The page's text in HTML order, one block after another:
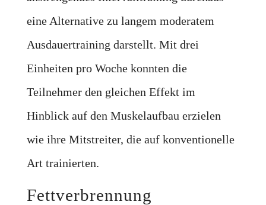
eine Alternative zu langem moderatem
Ausdauertraining darstellt. Mit drei
Einheiten pro Woche konnten die
Teilnehmer den gleichen Effekt im
Hinblick auf den Muskelaufbau erzielen
wie ihre Mitstreiter, die auf konventionelle
Art trainierten.
Fettverbrennung